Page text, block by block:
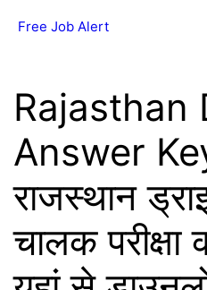
Free Job Alert
Rajasthan
Answer
राजस्थान
चालक